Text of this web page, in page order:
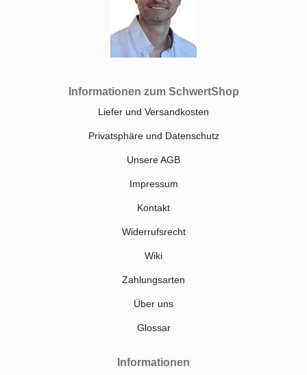
Informationen zum SchwertShop
Liefer und Versandkosten
Privatsphäre und Datenschutz
Unsere AGB
Impressum
Kontakt
Widerrufsrecht
Wiki
Zahlungsarten
Über uns
Glossar
Informationen